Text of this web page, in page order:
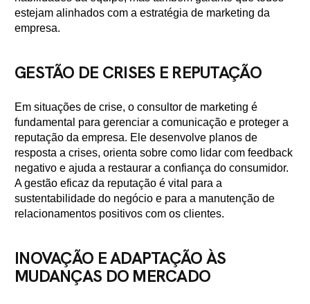
estejam alinhados com a estratégia de marketing da
empresa.
GESTÃO DE CRISES E REPUTAÇÃO
Em situações de crise, o consultor de marketing é
fundamental para gerenciar a comunicação e proteger a
reputação da empresa. Ele desenvolve planos de
resposta a crises, orienta sobre como lidar com feedback
negativo e ajuda a restaurar a confiança do consumidor.
A gestão eficaz da reputação é vital para a
sustentabilidade do negócio e para a manutenção de
relacionamentos positivos com os clientes.
INOVAÇÃO E ADAPTAÇÃO ÀS
MUDANÇAS DO MERCADO